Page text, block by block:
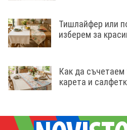
Тишлайфер или
изберем за
Как да
карета и